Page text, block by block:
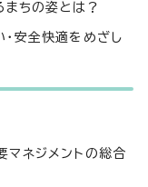
まちの姿とは？
安全快適をめざし
ネジメントの総合